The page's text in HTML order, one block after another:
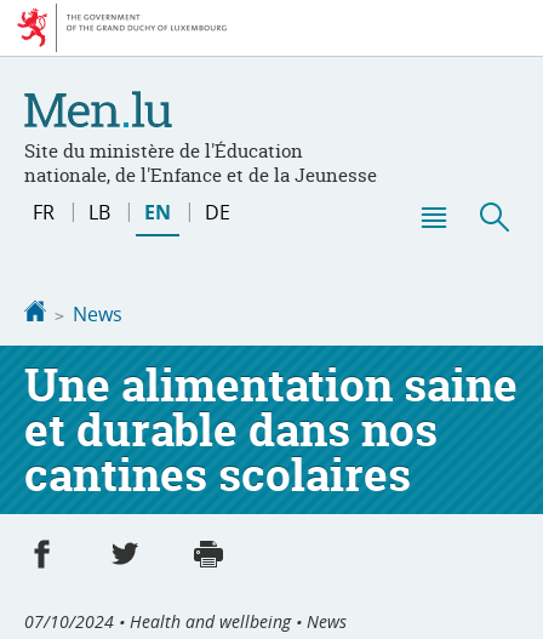
Go
Go
Site du ministère de l'Éducation
nationale, de l'Enfance et de la Jeunesse
Changer
FR LB EN DE
Homepage
News
Une alimentation saine
et durable dans nos
cantines scolaires
Share on Facebook
Share on Twitter
07/10/2024 • Health and wellbeing • News